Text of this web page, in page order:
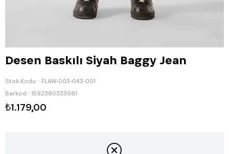
Desen Baskılı Siyah Baggy Jean
Stok Kodu
FLAW-003-043-001
Barkod : 1592380333681
₺1.179,00